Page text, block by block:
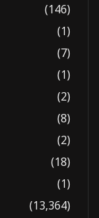
(146)
(1)
(7)
(1)
(2)
(8)
(2)
(18)
(1)
(13,364)